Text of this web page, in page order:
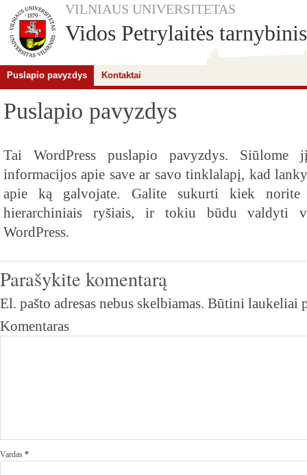
VILNIAUS UNIVERSITETAS
Vidos Petrylaitės
Puslapio pavyzdys Kontaktai
Puslapio pavyzdys
Tai WordPress puslapio pavyzdys.
informacijos apie save ar savo tinklalapį, kad
apie ką galvojate. Galite sukurti kiek norite
hierarchiniais ryšiais, ir tokiu būdu valdyti
WordPress.
Parašykite komentarą
El. pašto adresas nebus skelbiamas. Būtini laukeliai
Komentaras
Vardas *